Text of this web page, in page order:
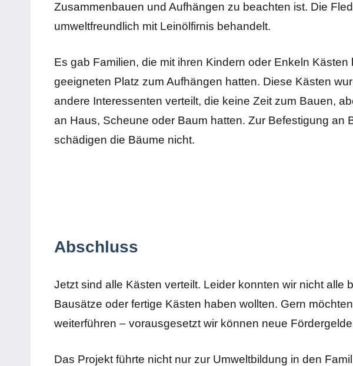
Zusammenbauen und Aufhängen zu beachten ist. Die
umweltfreundlich mit Leinölfirnis behandelt.
Es gab Familien, die mit ihren Kindern oder Enkeln
geeigneten Platz zum Aufhängen hatten. Diese Kästen
andere Interessenten verteilt, die keine Zeit zum Bauen,
an Haus, Scheune oder Baum hatten. Zur Befestigung an
schädigen die Bäume nicht.
Abschluss
Jetzt sind alle Kästen verteilt. Leider konnten wir nicht alle
Bausätze oder fertige Kästen haben wollten. Gern
weiterführen – vorausgesetzt wir können neue
Das Projekt führte nicht nur zur Umweltbildung in den